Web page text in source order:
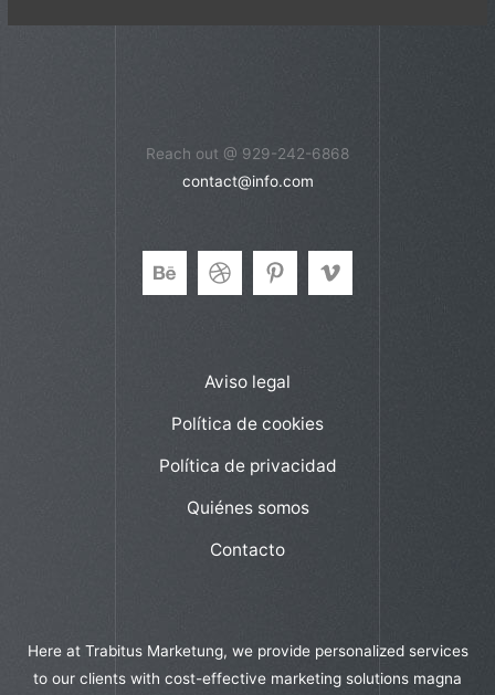
Reach out @ 929-242-6868
contact@info.com
Aviso legal
Política de cookies
Política de privacidad
Quiénes somos
Contacto
Here at Trabitus Marketung, we provide personalized services
to our clients with cost-effective marketing solutions magna